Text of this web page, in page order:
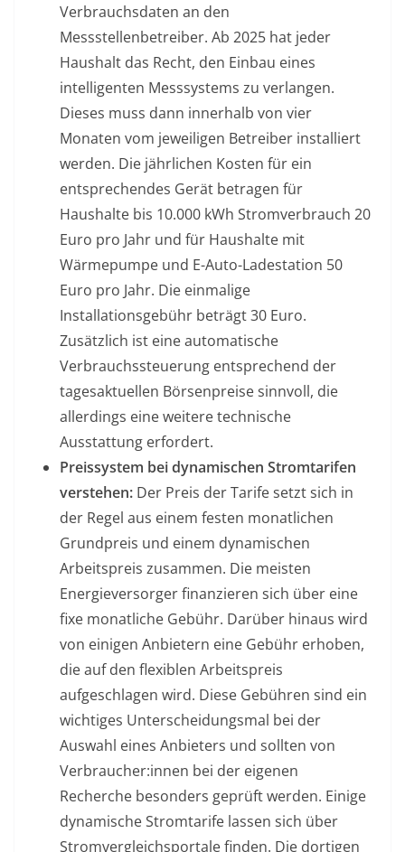
Verbrauchsdaten an den
Messstellenbetreiber. Ab 2025 hat jeder
Haushalt das Recht, den Einbau eines
intelligenten Messsystems zu verlangen.
Dieses muss dann innerhalb von vier
Monaten vom jeweiligen Betreiber installiert
werden. Die jährlichen Kosten für ein
entsprechendes Gerät betragen für
Haushalte bis 10.000 kWh Stromverbrauch 20
Euro pro Jahr und für Haushalte mit
Wärmepumpe und E-Auto-Ladestation 50
Euro pro Jahr. Die einmalige
Installationsgebühr beträgt 30 Euro.
Zusätzlich ist eine automatische
Verbrauchssteuerung entsprechend der
tagesaktuellen Börsenpreise sinnvoll, die
allerdings eine weitere technische
Ausstattung erfordert.
Preissystem bei dynamischen Stromtarifen
verstehen: Der Preis der Tarife setzt sich in
der Regel aus einem festen monatlichen
Grundpreis und einem dynamischen
Arbeitspreis zusammen. Die meisten
Energieversorger finanzieren sich über eine
fixe monatliche Gebühr. Darüber hinaus wird
von einigen Anbietern eine Gebühr erhoben,
die auf den flexiblen Arbeitspreis
aufgeschlagen wird. Diese Gebühren sind ein
wichtiges Unterscheidungsmal bei der
Auswahl eines Anbieters und sollten von
Verbraucher:innen bei der eigenen
Recherche besonders geprüft werden. Einige
dynamische Stromtarife lassen sich über
Stromvergleichsportale finden. Die dortigen